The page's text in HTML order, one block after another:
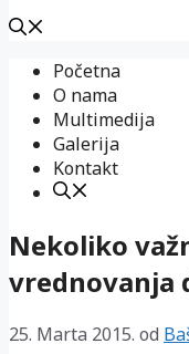
sadržaj
Početna
O nama
Multimedija
Galerija
Kontakt
Nekoliko
vrednovanja
25. Marta 2015. od